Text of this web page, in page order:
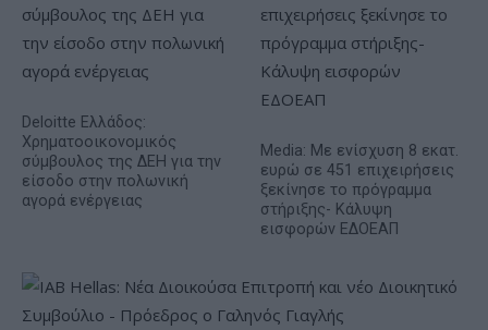
Deloitte Ελλάδος:
Χρηματοοικονομικός
σύμβουλος της ΔΕΗ για την
είσοδο στην πολωνική
αγορά ενέργειας
Media: Με ενίσχυση 8 εκατ.
ευρώ σε 451 επιχειρήσεις
ξεκίνησε το πρόγραμμα
στήριξης- Κάλυψη
εισφορών ΕΔΟΕΑΠ